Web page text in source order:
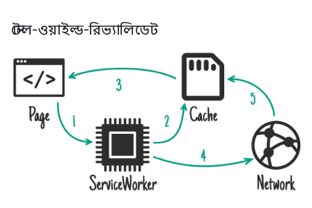
স্টেল-ওয়াইল্ড-রিভ্যালিডেট